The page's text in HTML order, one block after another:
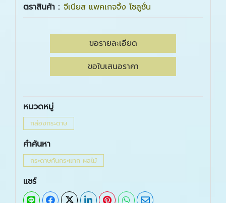
ตราสินค้า : จีเนียส แพคเกจจิ้ง โซลูชั่น
ขอรายละเอียด
ขอใบเสนอราคา
หมวดหมู่
กล่องกระดาษ
คำค้นหา
กระดาษกันกระแทก ผลไม้
แชร์